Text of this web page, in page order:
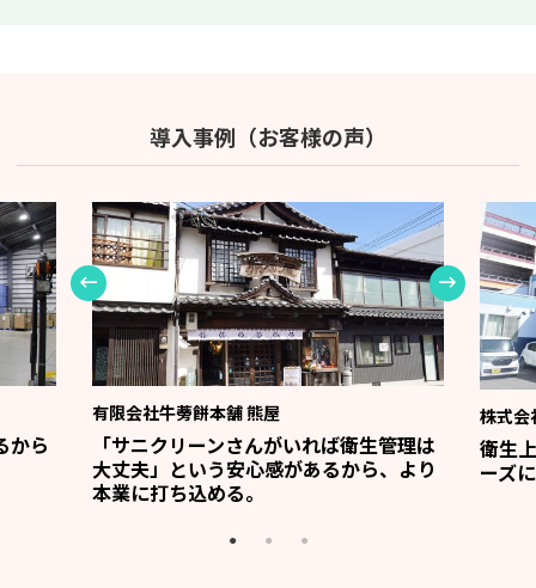
導入事例（お客様の声）
から
有限会社牛蒡餅本舗 熊屋
「サニクリーンさんがいれば衛生管理は
大丈夫」という安心感があるから、より
本業に打ち込める。
株式会
衛生
ーズ